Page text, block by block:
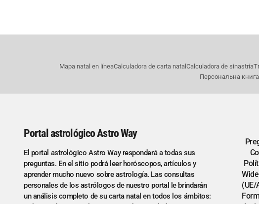
Mapa natal en líneaCalculadora de carta natal Calculadora de sinastría
Персональна
Portal astrológico Astro Way
El portal astrológico Astro Way responderá a todas sus
preguntas. En el sitio podrá leer horóscopos, artículos y
aprender mucho nuevo sobre astrología. Las consultas
personales de los astrólogos de nuestro portal le brindarán
un análisis completo de su carta natal en todos los ámbitos:
(UE/